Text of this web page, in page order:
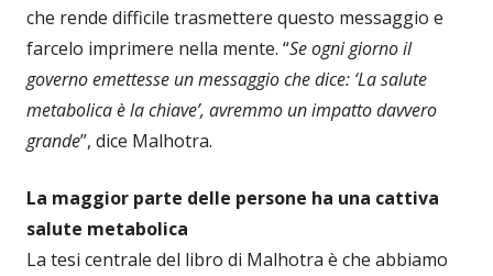
che rende difficile trasmettere questo messaggio e
farcelo imprimere nella mente. “Se ogni giorno il
governo emettesse un messaggio che dice: ‘La salute
metabolica è la chiave’, avremmo un impatto davvero
grande”, dice Malhotra.
La maggior parte delle persone ha una cattiva
salute metabolica
La tesi centrale del libro di Malhotra è che abbiamo